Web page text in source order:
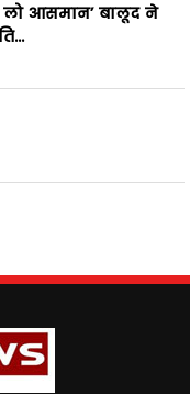
आसमान’ बालूद ने